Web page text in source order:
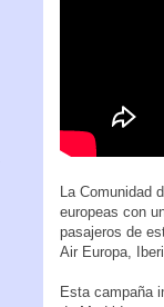
La
europeas con
pasajeros de
Air Europa,
Esta campaña